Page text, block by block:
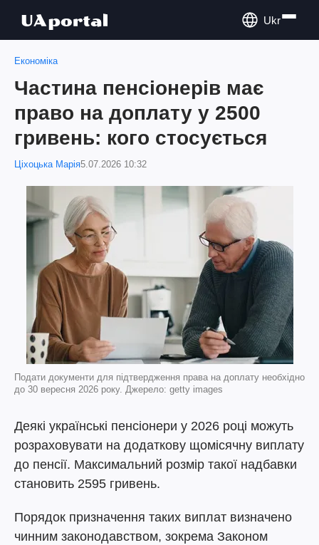
Ukr
Економіка
Частина пенсіонерів має
право на доплату у 2500
гривень: кого стосується
Ціхоцька Марія5.07.2026 10:32
Подати документи для підтвердження права на доплату необхідно
до 30 вересня 2026 року. Джерело: getty images
Деякі українські пенсіонери у 2026 році можуть
розраховувати на додаткову щомісячну виплату
до пенсії. Максимальний розмір такої надбавки
становить 2595 гривень.
Порядок призначення таких виплат визначено
чинним законодавством, зокрема Законом